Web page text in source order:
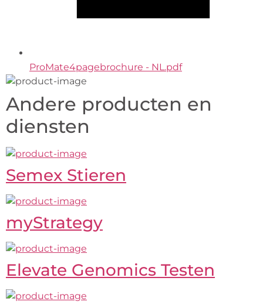
ProMate4pagebrochure - NL.pdf
Andere producten en
diensten
Semex Stieren
myStrategy
Elevate Genomics Testen